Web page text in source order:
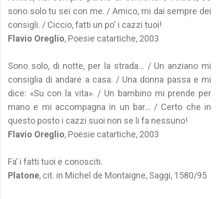
sono solo tu sei con me. / Amico, mi dai sempre dei
consigli. / Ciccio, fatti un po' i cazzi tuoi!
Flavio Oreglio, Poesie catartiche, 2003
Sono solo, di notte, per la strada... / Un anziano mi
consiglia di andare a casa. / Una donna passa e mi
dice: «Su con la vita». / Un bambino mi prende per
mano e mi accompagna in un bar... / Certo che in
questo posto i cazzi suoi non se li fa nessuno!
Flavio Oreglio, Poesie catartiche, 2003
Fa’ i fatti tuoi e conosciti.
Platone, cit. in Michel de Montaigne, Saggi, 1580/95